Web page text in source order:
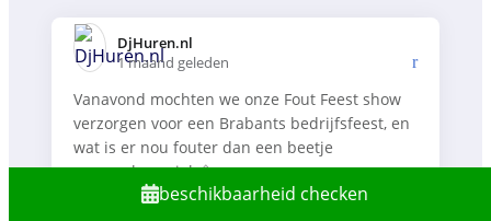
DjHuren.nl️
1 maand geleden
Vanavond mochten we onze Fout Feest show
verzorgen voor een Brabants bedrijfsfeest, en
wat is er nou fouter dan een beetje
carnavalsmuziek 🥳
beschikbaarheid checken